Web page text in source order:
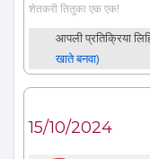
शेतकरी तितुका एक एक!
आपली प्रतिक्रिया
खाते बनवा)
15/10/2024